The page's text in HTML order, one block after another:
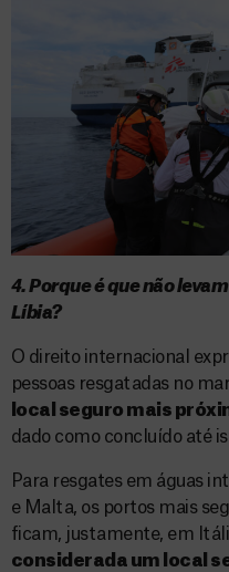
4. Porque é que não
Líbia?
O direito internacional
pessoas resgatadas no mar
local seguro mais
dado como concluído até
Para resgates em águas
e Malta, os portos mais
ficam, justamente, em
considerada um local